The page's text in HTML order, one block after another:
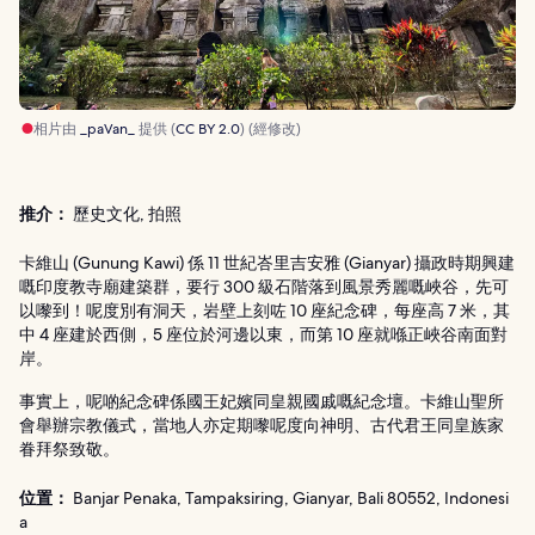
相片由 _paVan_提供 (CC BY 2.0) (經修改)
推介： 歷史文化, 拍照
卡維山 (Gunung Kawi) 係 11 世紀峇里吉安雅 (Gianyar) 攝政時期興建
嘅印度教寺廟建築群，要行 300 級石階落到風景秀麗嘅峽谷，先可
以嚟到！呢度別有洞天，岩壁上刻咗 10 座紀念碑，每座高 7 米，其
中 4 座建於西側，5 座位於河邊以東，而第 10 座就喺正峽谷南面對
岸。
事實上，呢啲紀念碑係國王妃嬪同皇親國戚嘅紀念壇。卡維山聖所
會舉辦宗教儀式，當地人亦定期嚟呢度向神明、古代君王同皇族家
眷拜祭致敬。
位置： Banjar Penaka, Tampaksiring, Gianyar, Bali 80552, Indonesi
a